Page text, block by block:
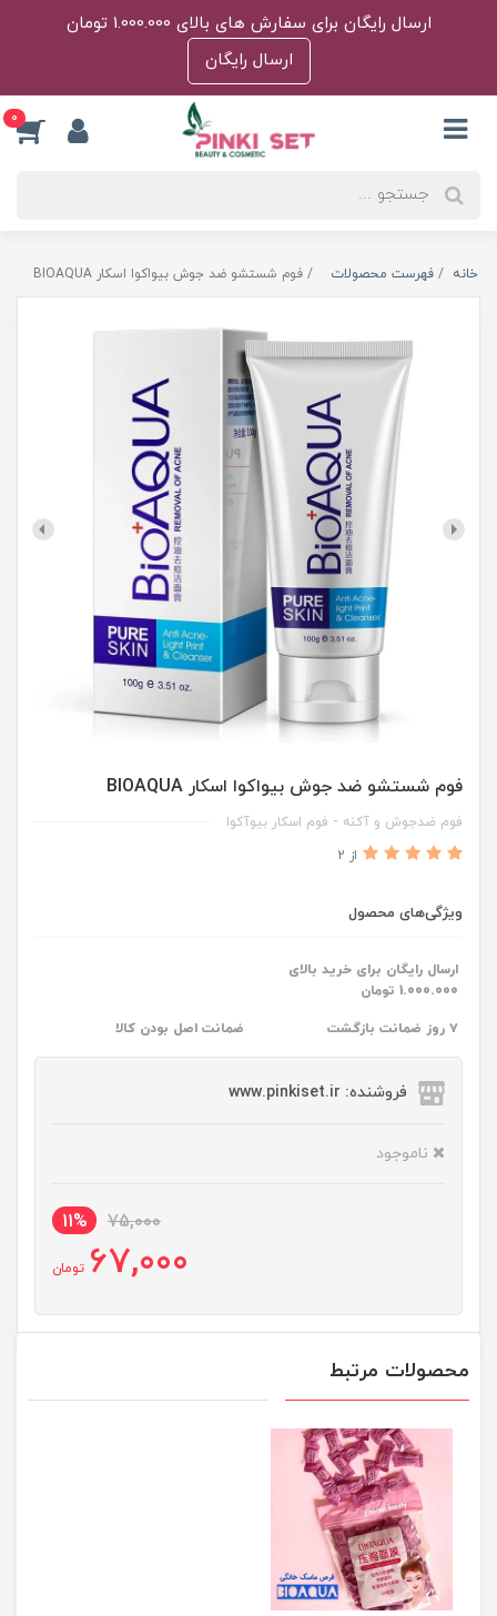
ارسال رایگان برای سفارش های بالای 1.000.000 تومان
ارسال رایگان
0
خانه فهرست محصولات فوم شستشو ضد جوش بیواکوا اسکار BIOAQUA
فوم شستشو ضد جوش بیواکوا اسکار BIOAQUA
فوم ضدجوش و آکنه - فوم اسکار بیوآکوا
از 2
ویژگی‌های محصول
ارسال رایگان برای خرید بالای
1.000.000 تومان
۷ روز ضمانت بازگشت ضمانت اصل بودن کالا
فروشنده: www.pinkiset.ir
ناموجود
75,000
11%
67,000 تومان
محصولات مرتبط